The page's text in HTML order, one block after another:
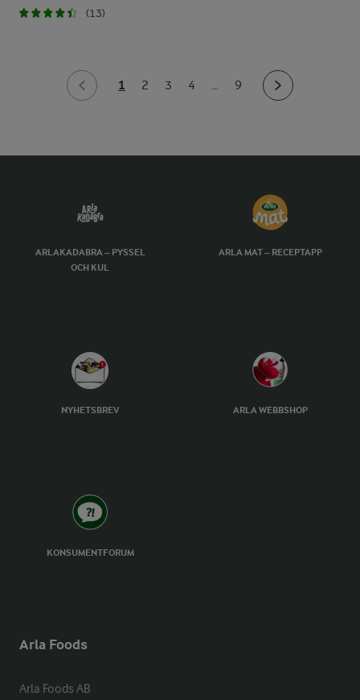
(13)
1 2 3 4 ... 9
ARLAKADABRA – PYSSEL
OCH KUL
ARLA MAT – RECEPTAPP
NYHETSBREV ARLA WEBBSHOP
KONSUMENTFORUM
Arla Foods
Arla Foods AB